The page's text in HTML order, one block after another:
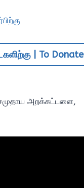
| To Donate
அறக்கட்டளை,